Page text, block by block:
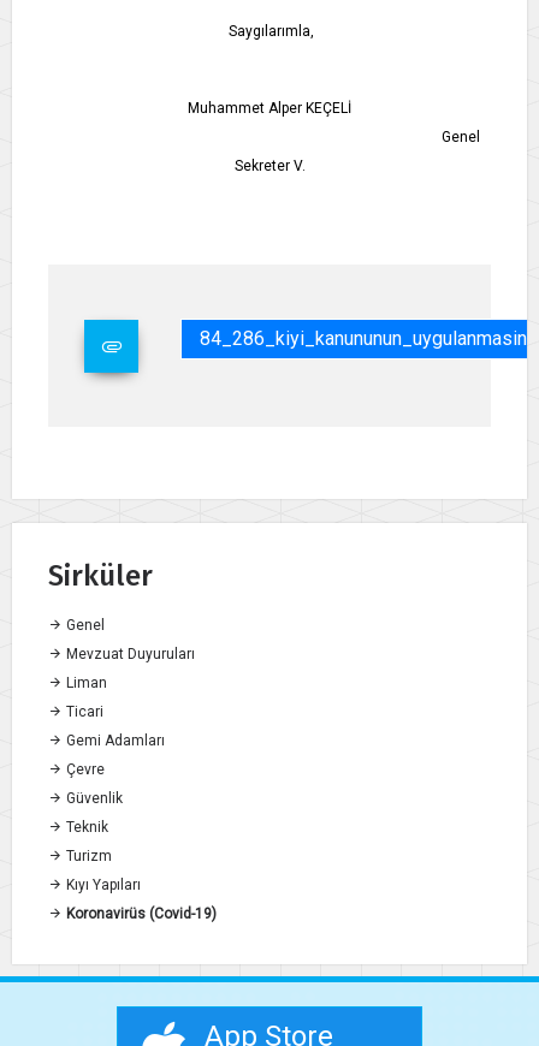
Saygılarımla,
Muhammet Alper KEÇELİ
Genel
Sekreter V.
Sirküler
Genel
Mevzuat Duyuruları
Liman
Ticari
Gemi Adamları
Çevre
Güvenlik
Teknik
Turizm
Kıyı Yapıları
Koronavirüs (Covid-19)
App Store